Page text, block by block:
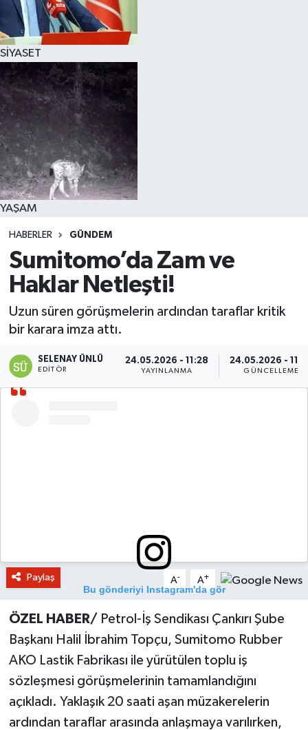
SİYASET
YAŞAM
HABERLER GÜNDEM
Sumitomo’da Zam ve
Haklar Netleşti!
Uzun süren görüşmelerin ardından taraflar kritik
bir karara imza attı.
SELENAY ÜNLÜ
EDITÖR
24.05.2026 - 11:28
YAYINLANMA
24.05.2026 -
GÜNCELLEME
Bu gönderiyi Instagram'da gör
Paylaş A- A+
ÖZEL HABER/ Petrol-İş Sendikası Çankırı Şube
Başkanı Halil İbrahim Topçu, Sumitomo Rubber
AKO Lastik Fabrikası ile yürütülen toplu iş
sözleşmesi görüşmelerinin tamamlandığını
açıkladı. Yaklaşık 20 saati aşan müzakerelerin
ardından taraflar arasında anlaşmaya varılırken,